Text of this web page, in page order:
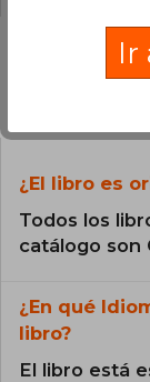
¿El libro es
Todos los
catálogo son
¿En qué
libro?
El libro está
Ir